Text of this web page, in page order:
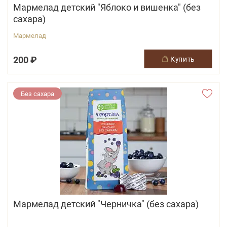
Мармелад детский "Яблоко и вишенка" (без
сахара)
Мармелад
200 ₽ купить
Без сахара
Мармелад детский "Черничка" (без сахара)